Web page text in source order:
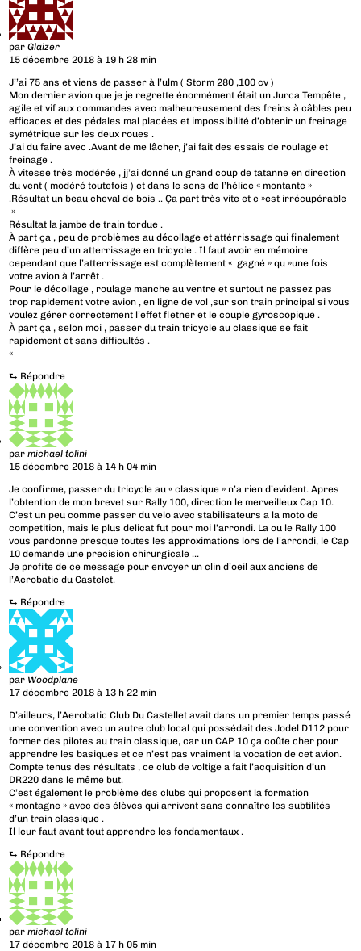
parGlaizer
15 décembre 2018 à 19 h 28 min
J’’ai 75 ans et viens de passer à l’ulm ( Storm 280 ,100 cv )
Mon dernier avion que je je regrette énormément était un Jurca Tempête ,
agile et vif aux commandes avec malheureusement des freins à câbles peu
efficaces et des pédales mal placées et impossibilité d’obtenir un freinage
symétrique sur les deux roues .
J’ai du faire avec .Avant de me lâcher, j’ai fait des essais de roulage et
freinage .
À vitesse très modérée , jj’ai donné un grand coup de tatanne en direction
du vent ( modéré toutefois ) et dans le sens de l’hélice « montante »
.Résultat un beau cheval de bois .. Ça part très vite et c »est irrécupérable
»
Résultat la jambe de train tordue .
À part ça , peu de problèmes au décollage et attérrissage qui finalement
diffère peu d’un atterrissage en tricycle . Il faut avoir en mémoire
cependant que l’atterrissage est complètement « gagné » qu »une fois
votre avion à l’arrêt .
Pour le décollage , roulage manche au ventre et surtout ne passez pas
trop rapidement votre avion , en ligne de vol ,sur son train principal si vous
voulez gérer correctement l’effet fletner et le couple gyroscopique .
À part ça , selon moi , passer du train tricycle au classique se fait
rapidement et sans difficultés .
«
⮑ Répondre
parmichael tolini
15 décembre 2018 à 14 h 04 min
Je confirme, passer du tricycle au « classique » n’a rien d’evident. Apres
l’obtention de mon brevet sur Rally 100, direction le merveilleux Cap 10.
C’est un peu comme passer du velo avec stabilisateurs a la moto de
competition, mais le plus delicat fut pour moi l’arrondi. La ou le Rally 100
vous pardonne presque toutes les approximations lors de l’arrondi, le Cap
10 demande une precision chirurgicale …
Je profite de ce message pour envoyer un clin d’oeil aux anciens de
l’Aerobatic du Castelet.
⮑ Répondre
par Woodplane
17 décembre 2018 à 13 h 22 min
D’ailleurs, l’Aerobatic Club Du Castellet avait dans un premier temps passé
une convention avec un autre club local qui possédait des Jodel D112 pour
former des pilotes au train classique, car un CAP 10 ça coûte cher pour
apprendre les basiques et ce n’est pas vraiment la vocation de cet avion.
Compte tenus des résultats , ce club de voltige a fait l’acquisition d’un
DR220 dans le même but.
C’est également le problème des clubs qui proposent la formation
« montagne » avec des élèves qui arrivent sans connaître les subtilités
d’un train classique .
Il leur faut avant tout apprendre les fondamentaux .
⮑ Répondre
parmichael tolini
17 décembre 2018 à 17 h 05 min